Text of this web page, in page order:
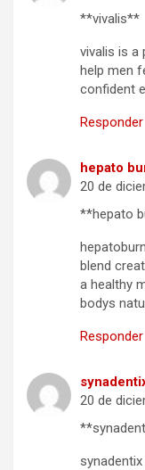
**vivalis**
vivalis is a
help men
confident
Responder
hepato
20 de
**hepato
blend
a healthy
bodys
Responder
20 de